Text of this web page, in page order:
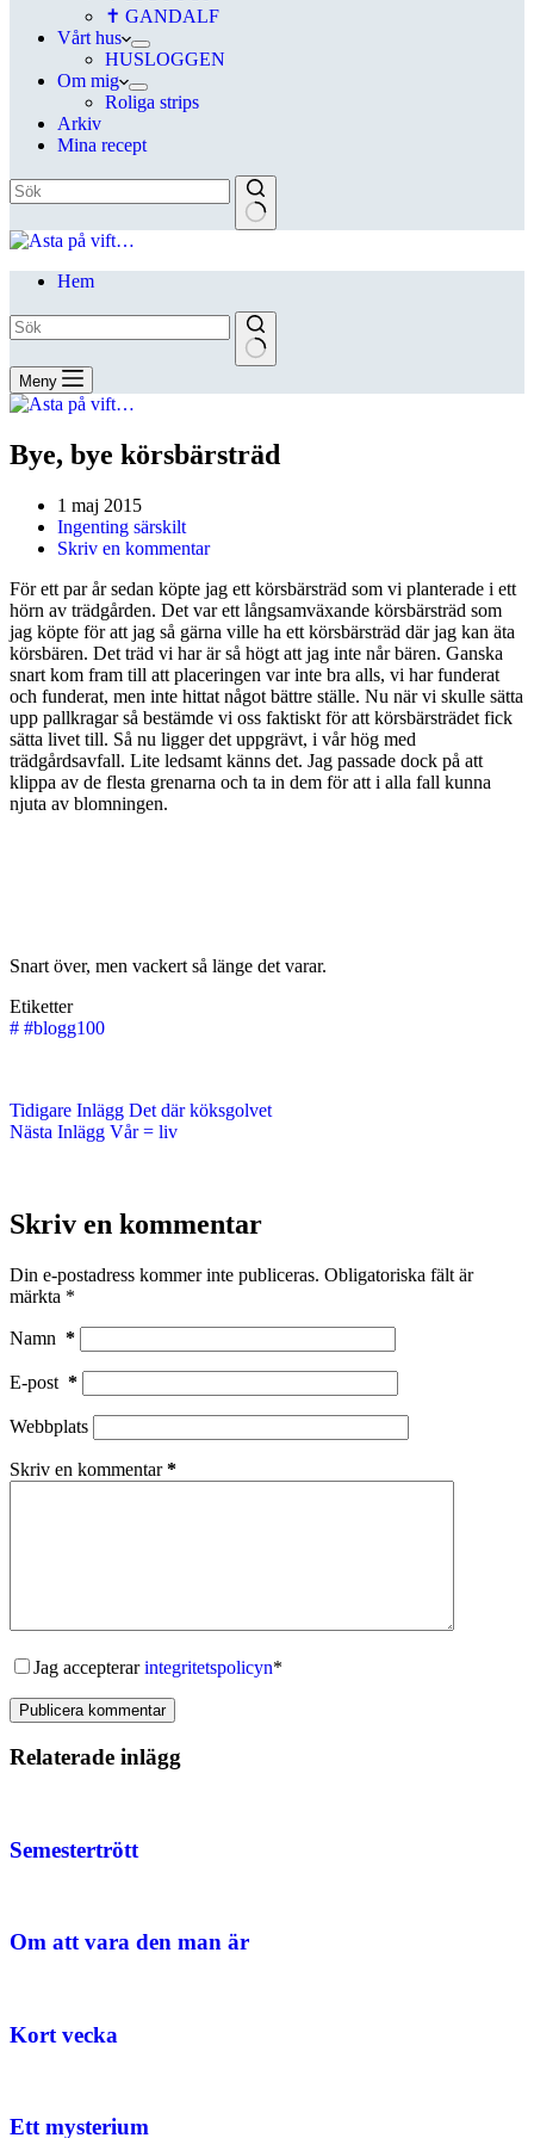
✝ GANDALF
Vårt hus
HUSLOGGEN
Om mig
Roliga strips
Arkiv
Mina recept
Hem
Meny
Bye, bye körsbärsträd
1 maj 2015
Ingenting särskilt
Skriv en kommentar
För ett par år sedan köpte jag ett körsbärsträd som vi planterade i ett
hörn av trädgården. Det var ett långsamväxande körsbärsträd som
jag köpte för att jag så gärna ville ha ett körsbärsträd där jag kan äta
körsbären. Det träd vi har är så högt att jag inte når bären. Ganska
snart kom fram till att placeringen var inte bra alls, vi har funderat
och funderat, men inte hittat något bättre ställe. Nu när vi skulle sätta
upp pallkragar så bestämde vi oss faktiskt för att körsbärsträdet fick
sätta livet till. Så nu ligger det uppgrävt, i vår hög med
trädgårdsavfall. Lite ledsamt känns det. Jag passade dock på att
klippa av de flesta grenarna och ta in dem för att i alla fall kunna
njuta av blomningen.
Snart över, men vackert så länge det varar.
Etiketter
# #blogg100
Tidigare Inlägg Det där köksgolvet
Nästa Inlägg Vår = liv
Skriv en kommentar
Din e-postadress kommer inte publiceras. Obligatoriska fält är
märkta *
Namn *
E-post *
Webbplats
Skriv en kommentar*
Jag accepterarintegritetspolicyn*
Publicera kommentar
Relaterade inlägg
Semestertrött
Om att vara den man är
Kort vecka
Ett mysterium